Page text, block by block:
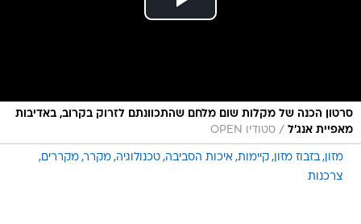
סרטון הכנה של מקלות שום מלחם שהתכוונתם לזרוק בקרוב, באדיבות
מאפיית אנג'ל / סטודיו OPEN
מזון בזבוז מזון קיימות איכות הסביבה טכנולוגיה מקרר מקררים
צרכנות